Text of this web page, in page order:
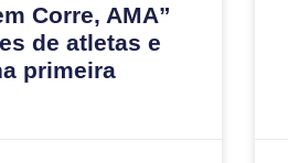
Corre, AMA”
de atletas e
primeira